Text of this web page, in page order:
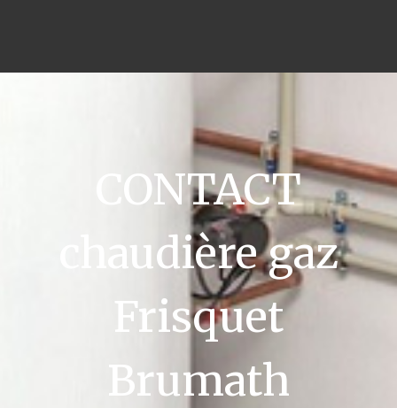
CONTACT
chaudière gaz
Frisquet
Brumath